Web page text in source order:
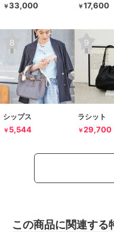
￥33,000 ￥17,600
シップス
￥ 5,544
ラシット
￥29,700
この商品に関連する